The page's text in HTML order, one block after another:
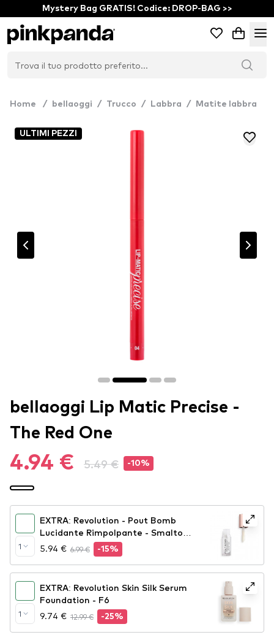
Mystery Bag GRATIS! Codice: DROP-BAG >>
Home / bellaoggi / Trucco / Labbra / Matite labbra
ULTIMI PEZZI
bellaoggi Lip Matic Precise -
The Red One
4.94 € 5.49 € -10%
1
EXTRA: Revolution - Pout Bomb
Lucidante Rimpolpante - Smalto
Pout Bomb Plumping Gloss - Glaze
5.94 € 6.99 € -15%
1
EXTRA: Revolution Skin Silk Serum
Foundation - F6
9.74 € 12.99 € -25%